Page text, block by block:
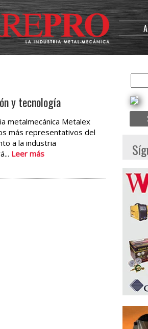
y tecnología
metalmecánica Metalex
más representativos del
a la industria
Leer más